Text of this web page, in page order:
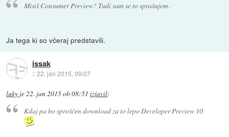
Misiš Consumer Preview? Tudi sam se to sprašujem.
Ja tega ki so včeraj predstavili.
issak
::22. jan 2015, 09:07
luky je22. jan 2015 ob 08:51 izjavil:
Kdaj pa bo sproščen download za to lepo Developer Preview 10